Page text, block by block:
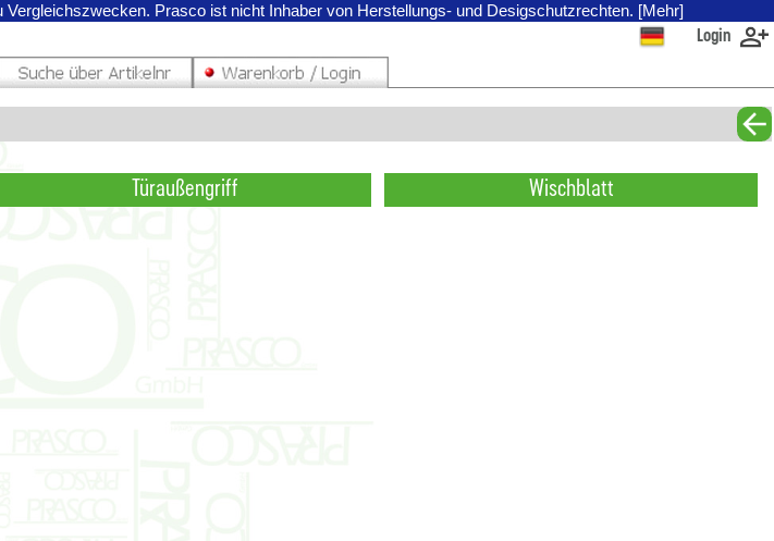
Vergleichszwecken. Prasco ist nicht Inhaber von Herstellungs- und Desigschutzrechten. [Mehr]
Login
Türaußengriff Wischblatt